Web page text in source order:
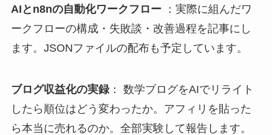
AIとn8nの自動化ワークフロー ：実際に組んだワ
ークフローの構成・失敗談・改善過程を記事にし
ます。JSONファイルの配布も予定しています。
ブログ収益化の実録： 数学ブログをAIでリライト
したら順位はどう変わったか。アフィリを貼った
ら本当に売れるのか。全部実験して報告します。